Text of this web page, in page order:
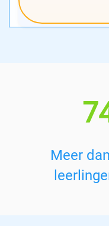
Meer dan